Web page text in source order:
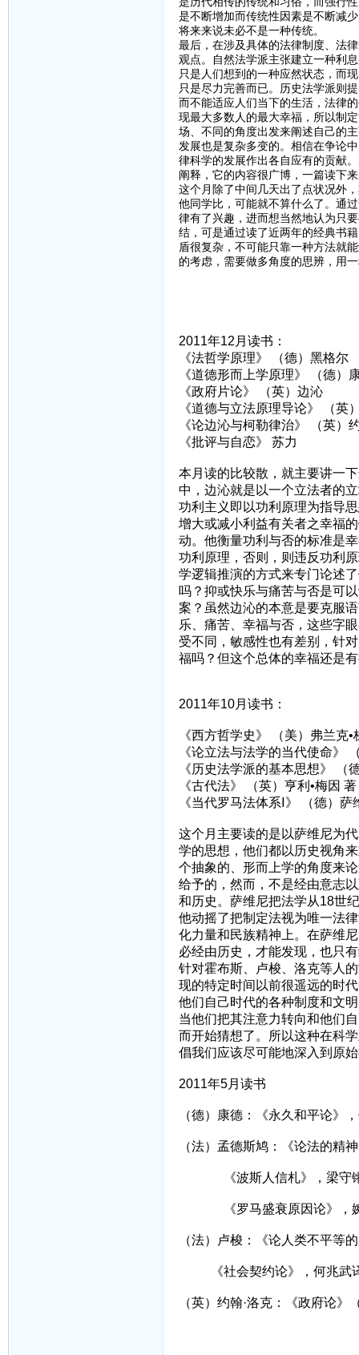
是不断增加而传统性因素是不断减
将来来说未必不是一种传统。
最后，在涉及具体的法律制度、法
观点。自然法学派主张建立一种利
只是人们想到的一种应然状态，而
只是尽力完善而已。历史法学派则
而不能适应人们当下的生活，法律
现最大多数人的最大幸福，所以制
场、不同的角度出发来阐述自己的
发展也是复杂多变的。相信在争论
律科学的发展作出各自应有的贡献
阐释，它的内容很广博，一篇读下
这个月除了中间几天出了点状况外
他同学比，可能就不算什么了。通
律有了兴趣，进而想当然地认为只
结，可是通过读了近两年的经典书
盾很复杂，不可能只靠一种方法就
的考虑，需要做多角度的思辨，用
2011年12月读书：
《法哲学原理》 （德）黑格尔
《道德形而上学原理》 （德）
《政府片论》 （英）边沁
《道德与立法原理导论》 （英
《论边沁与柯勒律治》 （英）
《批评与自恋》 苏力
本月读的比较散，就主要讲一
中，边沁就是以一个立法者的
功利主义即以功利原理为指导
增大或减小利益有关者之幸福
动。他衡量功利与否的标准是
功利原理，否则，则违反功利
学逻辑推演的方式来专门论述
吗？抑或快乐与痛苦与否是可
案？虽然边沁的本意是要克服
乐、痛苦、幸福与否，这些字
受不同，敏感性也有差别，针
福吗？但这个总体的幸福还是
2011年10月读书：
《西方哲学史》 （美）弗兰克•
《论立法与法学的当代使命》
《历史法学派的基本思想》 （
《古代法》 （英）亨利•梅因 著
《当代罗马法体系Ⅰ》 （德）萨
这个月主要读的是以萨维尼为
学的思想，他们都以历史视角
个抽象的、形而上学的角度来
给予的，然而，不是经由意志
和历史。萨维尼把法学从18世
他动摇了把制定法视为唯一法
化力量和民族精神上。在萨维
必经由历史，才能发现，也只
针对霍布斯、卢梭、洛克等人
现的特定时间以前很遥远的时
他们自己时代的各种制度和文
当他们把其注意力转向和他们
而开始猜想了。所以这种在科
倡我们应该尽可能地深入到原
2011年5月读书
（德）康德：《永久和平论》
（法）孟德斯鸠：《论法的精
《波斯人信札》，梁守
《罗马盛衰原因论》，
（法）卢梭：《论人类不平等
《社会契约论》，何兆武
（英）约翰·洛克：《政府论》